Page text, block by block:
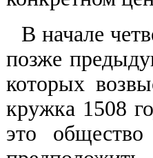
В начале
позже
которых
кружка 1508
это